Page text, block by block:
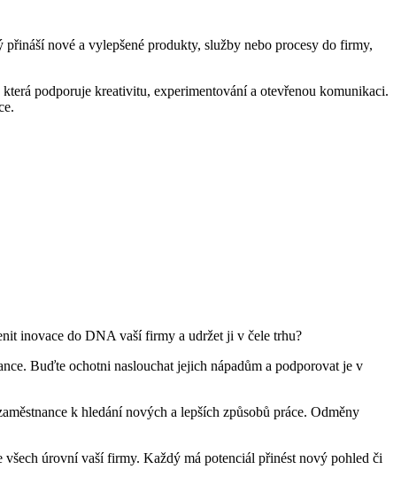
nové a vylepšené produkty, služby nebo procesy do firmy,
podporuje kreativitu, experimentování a otevřenou komunikaci.
inovace do DNA vaší firmy a udržet ji v čele trhu?
Buďte ochotni naslouchat jejich nápadům a podporovat je v
k hledání nových a lepších způsobů práce. Odměny
úrovní vaší firmy. Každý má potenciál přinést nový pohled či